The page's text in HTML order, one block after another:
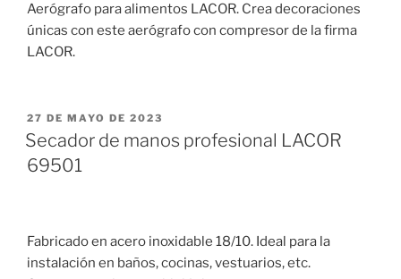
Aerógrafo para alimentos LACOR. Crea decoraciones
únicas con este aerógrafo con compresor de la firma
LACOR.
PUBLICADO
EL
27 DE MAYO DE 2023
Secador de manos profesional LACOR
69501
Fabricado en acero inoxidable 18/10. Ideal para la
instalación en baños, cocinas, vestuarios, etc.